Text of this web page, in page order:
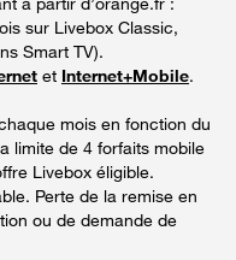
sur Livebox Classic,
Smart TV).
et Internet+Mobile.
mois en fonction du
limite de 4 forfaits mobile
Livebox éligible.
Perte de la remise en
ou de demande de